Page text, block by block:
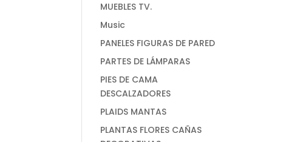
MUEBLES TV.
Music
PANELES FIGURAS DE PARED
PARTES DE LÁMPARAS
PIES DE CAMA
DESCALZADORES
PLAIDS MANTAS
PLANTAS FLORES CAÑAS